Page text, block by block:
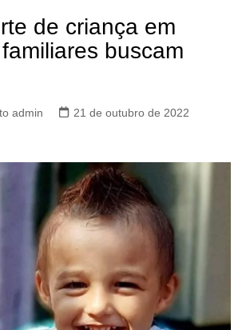
de criança em
buscam
admin
21 de outubro de 2022